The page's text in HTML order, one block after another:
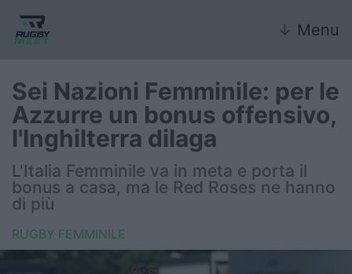
↓ Menu
Nazionale
Nazionali giovanili
Rugby Sevens
FIR
Sei Nazioni Femminile: per le
Azzurre un bonus offensivo,
l'Inghilterra dilaga
L'Italia Femminile va in meta e porta il
bonus a casa, ma le Red Roses ne hanno
di più
RUGBY FEMMINILE